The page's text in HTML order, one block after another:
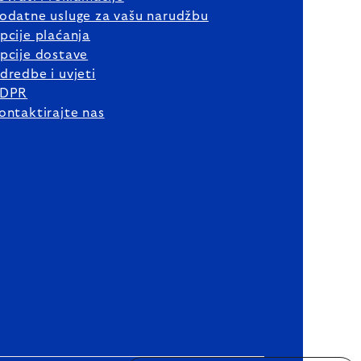
usluge za vašu narudžbu
plaćanja
dostave
i uvjeti
nas